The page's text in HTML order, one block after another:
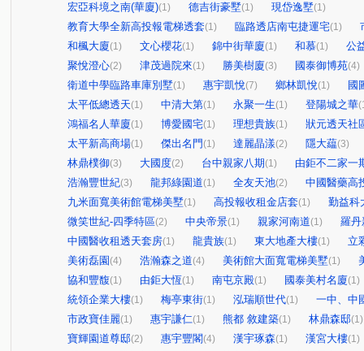
宏亞科境之南(華廈)(1) 德吉街豪墅(1) 現岱逸墅(1)
教育大學全新高投報電梯透套(1) 臨路透店南屯捷運宅(1)
和楓大廈(1) 文心櫻花(1) 錦中街華廈(1) 和慕(1)
公
聚悅澄心(2) 津茂過院來(1) 勝美樹廈(3) 國泰御博苑(4)
衛道中學臨路車庫別墅(1) 惠宇凱悅(7) 鄉林凱悅(1)
國
太平低總透天(1) 中清大第(1) 永聚一生(1) 登陽城之華
鴻福名人華廈(1) 博愛國宅(1) 理想貴族(1)
狀元透天社
太平新高商場(1) 傑出名門 (1) 達麗晶漾(2) 隱大藴(3)
林鼎樸御(3) 大國度(2) 台中親家八期(1)
由鉅不二家一
浩瀚豐世紀(3) 龍邦綠園道(1) 全友天池(2)
中國醫藥高
九米面寬美術館電梯美墅(1) 高投報收租金店套(1)
勤益科
微笑世紀-四季特區(2) 中央帝景(1) 親家河南道(1)
羅丹
中國醫收租透天套房(1) 龍貴族(1) 東大地產大樓(1)
立
美術磊園 (4) 浩瀚森之道(4) 美術館大面寬電梯美墅(1)
協和豐馥(1) 由鉅大恆(1) 南屯京殿(1) 國泰美村名廈(1)
統領企業大樓(1) 梅亭東街(1) 泓瑞順世代(1)
一中、中
市政寶佳麗(1) 惠宇謙仁(1) 熊都 敘建築(1) 林鼎森邸(1)
寶輝園道尊邸(2) 惠宇豐閣(4) 漢宇琢森(1) 漢宮大樓(1)